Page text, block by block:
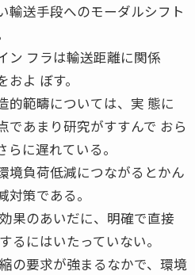
輸送手段へのモーダルシフト
ン フラは輸送距離に関係
よ ぼす。
的範疇については、実 態に
であまり研究がすすんで おら
に遅れている。
境負荷低減につながるとかん
策である。
果のあいだに、明確で直接
るにはいたっていない。
の要求が強まるなかで、環境